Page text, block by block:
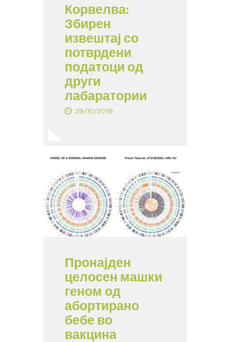
Корвелва:
Збирен
извештај со
потврдени
податоци од
други
лабаратории
29/10/2019
Пронајден
целосен машки
геном од
абортирано
бебе во
вакцина